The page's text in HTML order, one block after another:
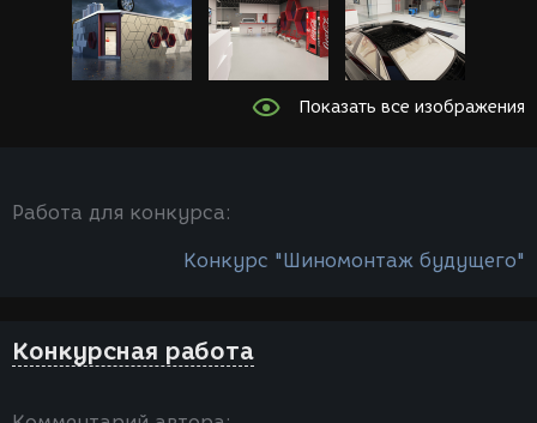
Показать все изображения
Работа для конкурса:
Конкурс "Шиномонтаж будущего"
Конкурсная работа